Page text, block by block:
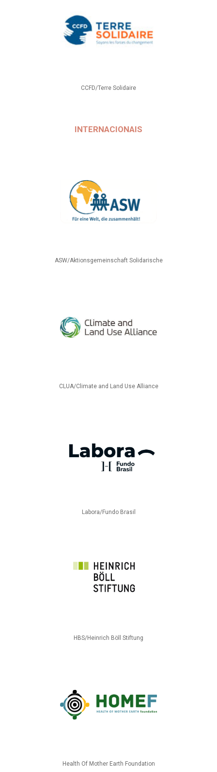
CCFD/Terre Solidaire
INTERNACIONAIS
ASW/Aktionsgemeinschaft Solidarische
CLUA/Climate and Land Use Alliance
Labora/Fundo Brasil
HBS/Heinrich Böll Stiftung
Health Of Mother Earth Foundation